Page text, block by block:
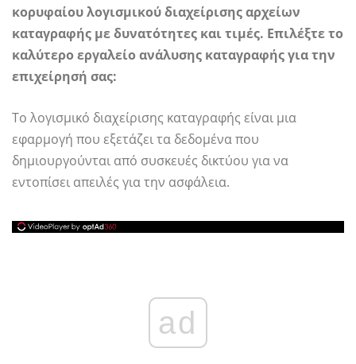
κορυφαίου λογισμικού διαχείρισης αρχείων
καταγραφής με δυνατότητες και τιμές. Επιλέξτε το
καλύτερο εργαλείο ανάλυσης καταγραφής για την
επιχείρησή σας:
Το λογισμικό διαχείρισης καταγραφής είναι μια
εφαρμογή που εξετάζει τα δεδομένα που
δημιουργούνται από συσκευές δικτύου για να
εντοπίσει απειλές για την ασφάλεια.
ad